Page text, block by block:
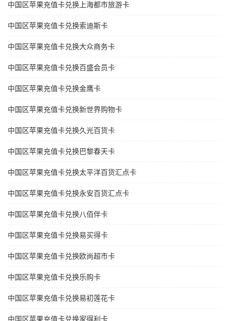
中国区苹果充值卡兑换上海都市旅游卡
中国区苹果充值卡兑换索迪斯卡
中国区苹果充值卡兑换大众商务卡
中国区苹果充值卡兑换百盛会员卡
中国区苹果充值卡兑换金鹰卡
中国区苹果充值卡兑换新世界购物卡
中国区苹果充值卡兑换久光百货卡
中国区苹果充值卡兑换巴黎春天卡
中国区苹果充值卡兑换太平洋百货汇点卡
中国区苹果充值卡兑换永安百货汇点卡
中国区苹果充值卡兑换八佰伴卡
中国区苹果充值卡兑换易买得卡
中国区苹果充值卡兑换欧尚超市卡
中国区苹果充值卡兑换乐购卡
中国区苹果充值卡兑换易初莲花卡
中国区苹果充值卡兑换家得利卡